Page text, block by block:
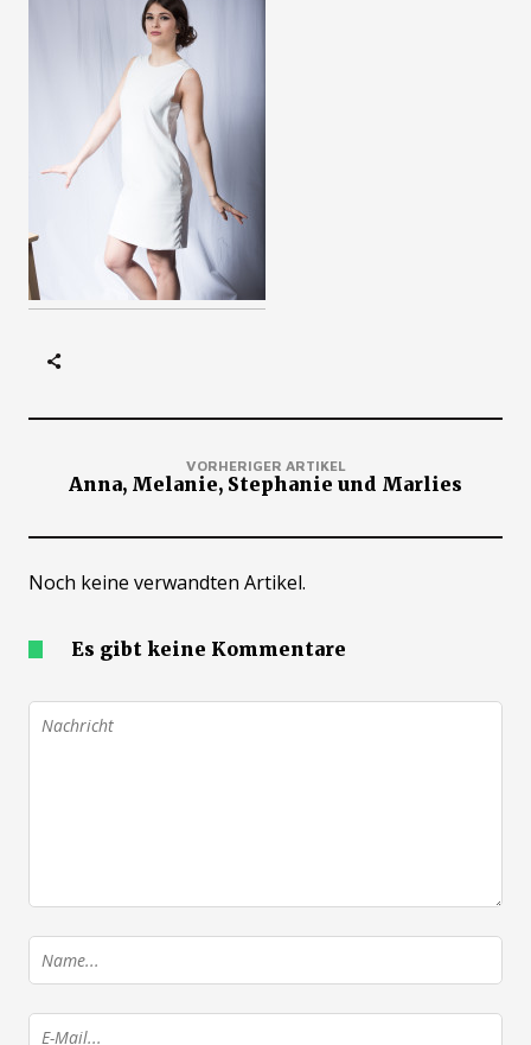
VORHERIGER ARTIKEL
Anna, Melanie, Stephanie und Marlies
Noch keine verwandten Artikel.
Es gibt keine Kommentare